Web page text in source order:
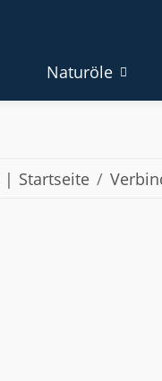
Naturöle
Startseite